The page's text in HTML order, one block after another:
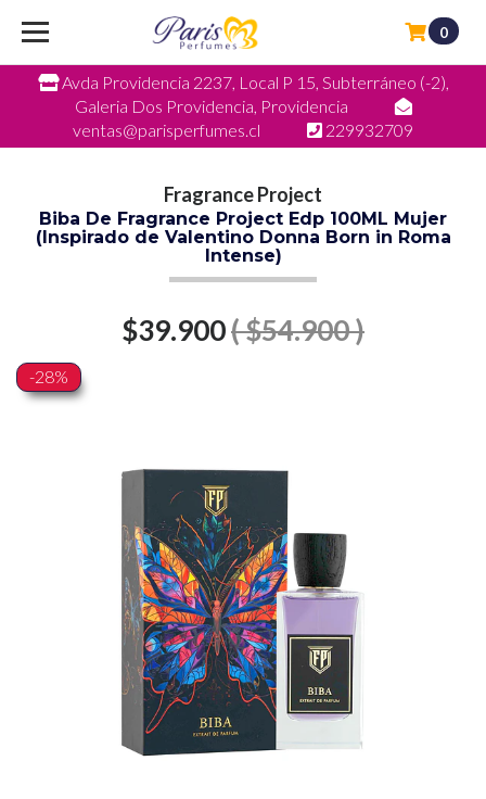
Avda Providencia 2237, Local P 15, Subterráneo (-2),
Galeria Dos Providencia, Providencia
ventas@parisperfumes.cl
229932709
0
Fragrance Project
Biba De Fragrance Project Edp 100ML Mujer
(Inspirado de Valentino Donna Born in Roma
Intense)
$39.900( $54.900 )
-28%